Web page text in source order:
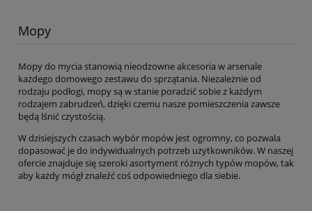
Mopy
Mopy do mycia stanowią nieodzowne akcesoria w arsenale
każdego domowego zestawu do sprzątania. Niezależnie od
rodzaju podłogi, mopy są w stanie poradzić sobie z każdym
rodzajem zabrudzeń, dzięki czemu nasze pomieszczenia zawsze
będą lśnić czystością.
W dzisiejszych czasach wybór mopów jest ogromny, co pozwala
dopasować je do indywidualnych potrzeb użytkowników. W naszej
ofercie znajduje się szeroki asortyment różnych typów mopów, tak
aby każdy mógł znaleźć coś odpowiedniego dla siebie.